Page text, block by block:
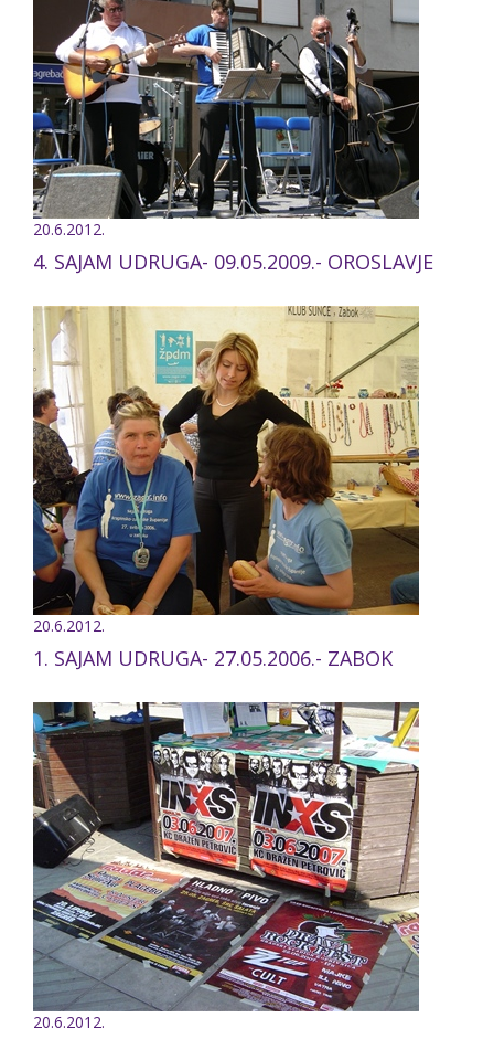
20.6.2012.
4. SAJAM UDRUGA- 09.05.2009.- OROSLAVJE
20.6.2012.
1. SAJAM UDRUGA- 27.05.2006.- ZABOK
20.6.2012.